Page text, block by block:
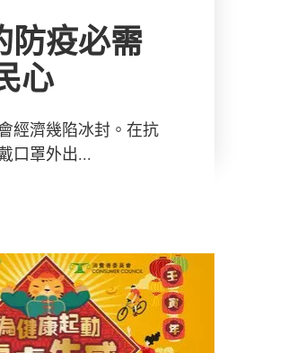
防疫必需
心
經濟幾陷冰封。在抗
口罩外出...